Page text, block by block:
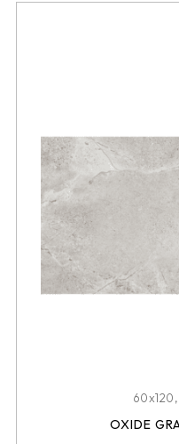
60x120,
OXIDE